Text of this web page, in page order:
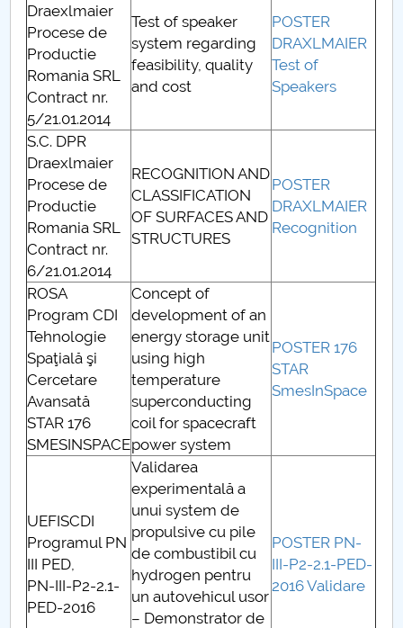
Draexlmaier
Procese de
Productie
Romania SRL
Contract nr.
5/21.01.2014
Test of speaker
system regarding
feasibility, quality
and cost
POSTER
DRAXLMAIER
Test of
Speakers
S.C. DPR
Draexlmaier
Procese de
Productie
Romania SRL
Contract nr.
6/21.01.2014
RECOGNITION AND
CLASSIFICATION
OF SURFACES AND
STRUCTURES
POSTER
DRAXLMAIER
Recognition
ROSA
Program CDI
Tehnologie
Spaţială şi
Cercetare
Avansată
STAR 176
SMESINSPACE
Concept of
development of an
energy storage unit
using high
temperature
superconducting
coil for spacecraft
power system
POSTER 176
STAR
SmesInSpace
UEFISCDI
Programul PN
III PED,
PN-III-P2-2.1-
PED-2016
Validarea
experimentală a
unui system de
propulsive cu pile
de combustibil cu
hydrogen pentru
un autovehicul usor
– Demonstrator de
POSTER PN-
III-P2-2.1-PED-
2016 Validare